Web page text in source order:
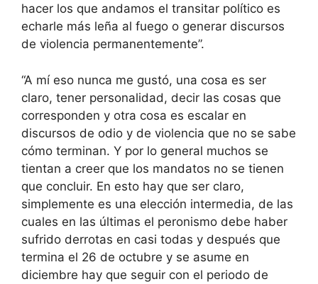
hacer los que andamos el transitar político es
echarle más leña al fuego o generar discursos
de violencia permanentemente”.
“A mí eso nunca me gustó, una cosa es ser
claro, tener personalidad, decir las cosas que
corresponden y otra cosa es escalar en
discursos de odio y de violencia que no se sabe
cómo terminan. Y por lo general muchos se
tientan a creer que los mandatos no se tienen
que concluir. En esto hay que ser claro,
simplemente es una elección intermedia, de las
cuales en las últimas el peronismo debe haber
sufrido derrotas en casi todas y después que
termina el 26 de octubre y se asume en
diciembre hay que seguir con el periodo de